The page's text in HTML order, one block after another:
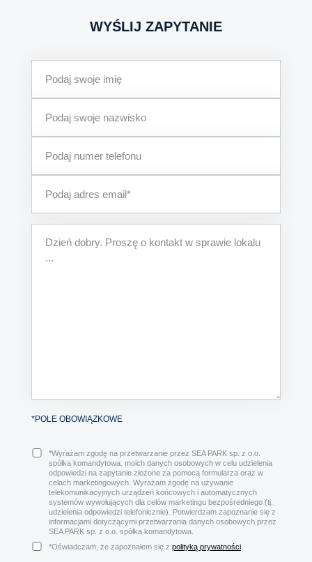
WYŚLIJ ZAPYTANIE
*POLE OBOWIĄZKOWE
*Wyrażam zgodę na przetwarzanie przez SEA PARK sp. z o.o.
spółka komandytowa. moich danych osobowych w celu udzielenia
odpowiedzi na zapytanie złożone za pomocą formularza oraz w
celach marketingowych. Wyrażam zgodę na używanie
telekomunikacyjnych urządzeń końcowych i automatycznych
systemów wywołujących dla celów marketingu bezpośredniego (tj.
udzielenia odpowiedzi telefonicznie). Potwierdzam zapoznanie się z
informacjami dotyczącymi przetwarzania danych osobowych przez
SEA PARK sp. z o.o. spółka komandytowa.
*Oświadczam, że zapoznałem się z polityką prywatności